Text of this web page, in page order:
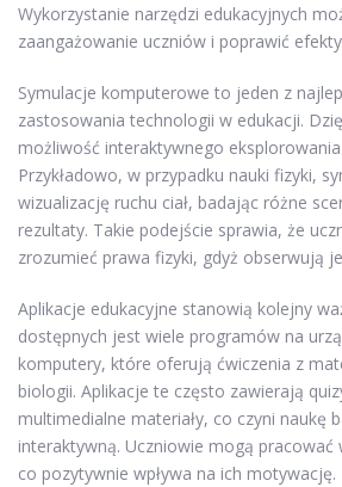
Wykorzystanie narzędzi edukacyjnych
zaangażowanie uczniów i poprawić
Symulacje komputerowe to jeden z
zastosowania technologii w edukacji.
możliwość interaktywnego
Przykładowo, w przypadku nauki fizyki,
wizualizację ruchu ciał, badając różne
rezultaty. Takie podejście sprawia, że
zrozumieć prawa fizyki, gdyż obserwują
Aplikacje edukacyjne stanowią kolejny
dostępnych jest wiele programów na
komputery, które oferują ćwiczenia z
biologii. Aplikacje te często zawierają
multimedialne materiały, co czyni naukę
interaktywną. Uczniowie mogą pracować
co pozytywnie wpływa na ich motywację.